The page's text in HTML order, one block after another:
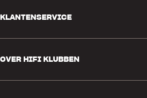
KLANTENSERVICE
Ruilen en retourneren
OVER HIFI KLUBBEN